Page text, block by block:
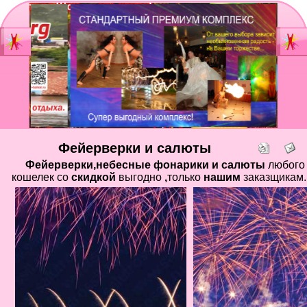
Главная
Шоу-группа
Видеостудия
Фотостудия
Прайс
Контакты
Портфолио
Свадьбы
Статьи
Фейерверки и салюты
Фейерверки,небесные фонарики и салюты
кошелек со скидкой выгодно ,только нашим
год